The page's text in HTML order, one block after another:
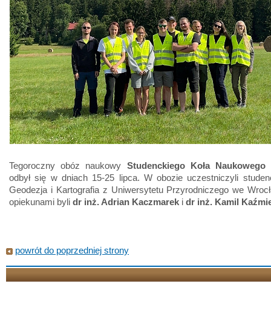
Tegoroczny obóz naukowy Studenckiego Koła Naukowego
odbył się w dniach 15-25 lipca. W obozie uczestniczyli
Geodezja i Kartografia z Uniwersytetu Przyrodniczego we
opiekunami byli dr inż. Adrian Kaczmarek i dr inż. Kamil
powrót do poprzedniej strony